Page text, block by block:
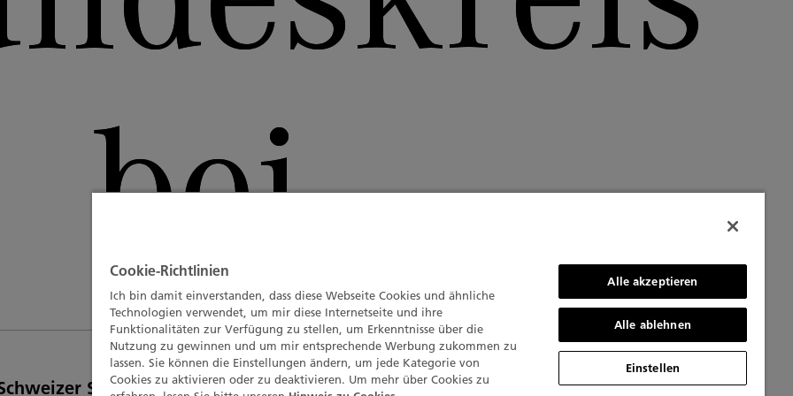
bei
Sterneköchin Marie Robert tritt dem Blancpain
Cookie-Richtlinien
Ich bin damit einverstanden, dass diese Webseite Cookies und ähnliche
Technologien verwendet, um mir diese Internetseite und ihre
Funktionalitäten zur Verfügung zu stellen, um Erkenntnisse über die
Nutzung zu gewinnen und um mir entsprechende Werbung zukommen zu
lassen. Sie können die Einstellungen ändern, um jede Kategorie von
Cookies zu aktivieren oder zu deaktivieren. Um mehr über Cookies zu
Alle akzeptieren
Alle ablehnen
Einstellen